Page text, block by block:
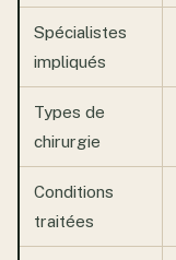
Spécialistes
impliqués
Types de
chirurgie
Conditions
traitées